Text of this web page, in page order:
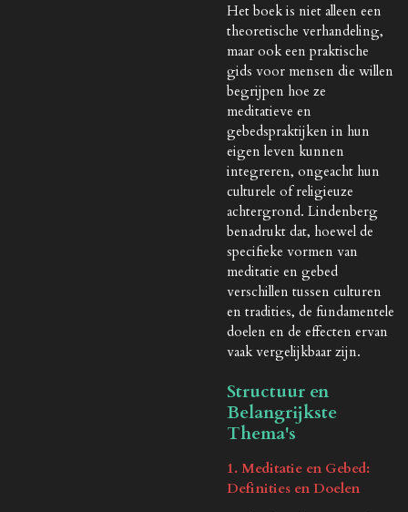
Het boek is niet alleen een
theoretische verhandeling,
maar ook een praktische
gids voor mensen die willen
begrijpen hoe ze
meditatieve en
gebedspraktijken in hun
eigen leven kunnen
integreren, ongeacht hun
culturele of religieuze
achtergrond. Lindenberg
benadrukt dat, hoewel de
specifieke vormen van
meditatie en gebed
verschillen tussen culturen
en tradities, de fundamentele
doelen en de effecten ervan
vaak vergelijkbaar zijn.
Structuur en
Belangrijkste
Thema's
1. Meditatie en Gebed:
Definities en Doelen